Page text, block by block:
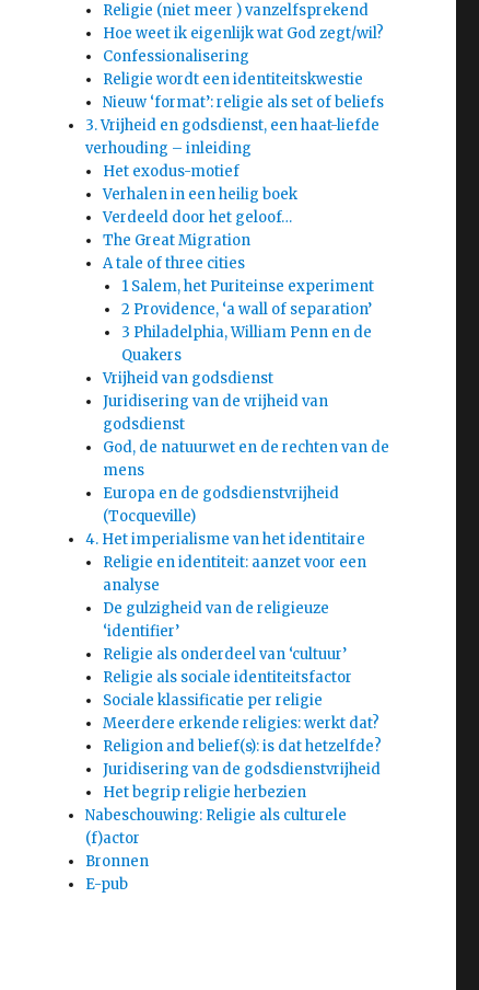
Religie (niet meer ) vanzelfsprekend
Hoe weet ik eigenlijk wat God zegt/wil?
Confessionalisering
Religie wordt een identiteitskwestie
Nieuw ‘format’: religie als set of beliefs
3. Vrijheid en godsdienst, een haat-liefde
verhouding – inleiding
Het exodus-motief
Verhalen in een heilig boek
Verdeeld door het geloof…
The Great Migration
A tale of three cities
1 Salem, het Puriteinse experiment
2 Providence, ‘a wall of separation’
3 Philadelphia, William Penn en de
Quakers
Vrijheid van godsdienst
Juridisering van de vrijheid van
godsdienst
God, de natuurwet en de rechten van de
mens
Europa en de godsdienstvrijheid
(Tocqueville)
4. Het imperialisme van het identitaire
Religie en identiteit: aanzet voor een
analyse
De gulzigheid van de religieuze
‘identifier’
Religie als onderdeel van ‘cultuur’
Religie als sociale identiteitsfactor
Sociale klassificatie per religie
Meerdere erkende religies: werkt dat?
Religion and belief(s): is dat hetzelfde?
Juridisering van de godsdienstvrijheid
Het begrip religie herbezien
Nabeschouwing: Religie als culturele
(f)actor
Bronnen
E-pub